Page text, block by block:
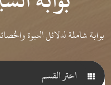
بوابة شاملة لدلائل النبوة
اختر القسم